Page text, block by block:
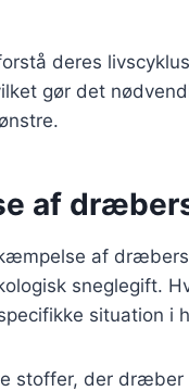
deres
gør det
af
af
sneglegift.
situation i
stoffer, der dræber